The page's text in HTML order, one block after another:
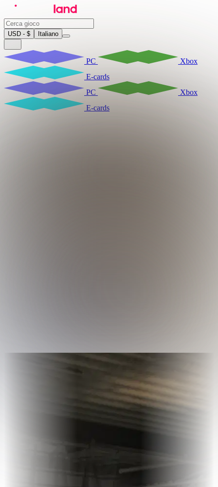
USD - $ Italiano
PC
Xbox
E-cards
PC
Xbox
E-cards